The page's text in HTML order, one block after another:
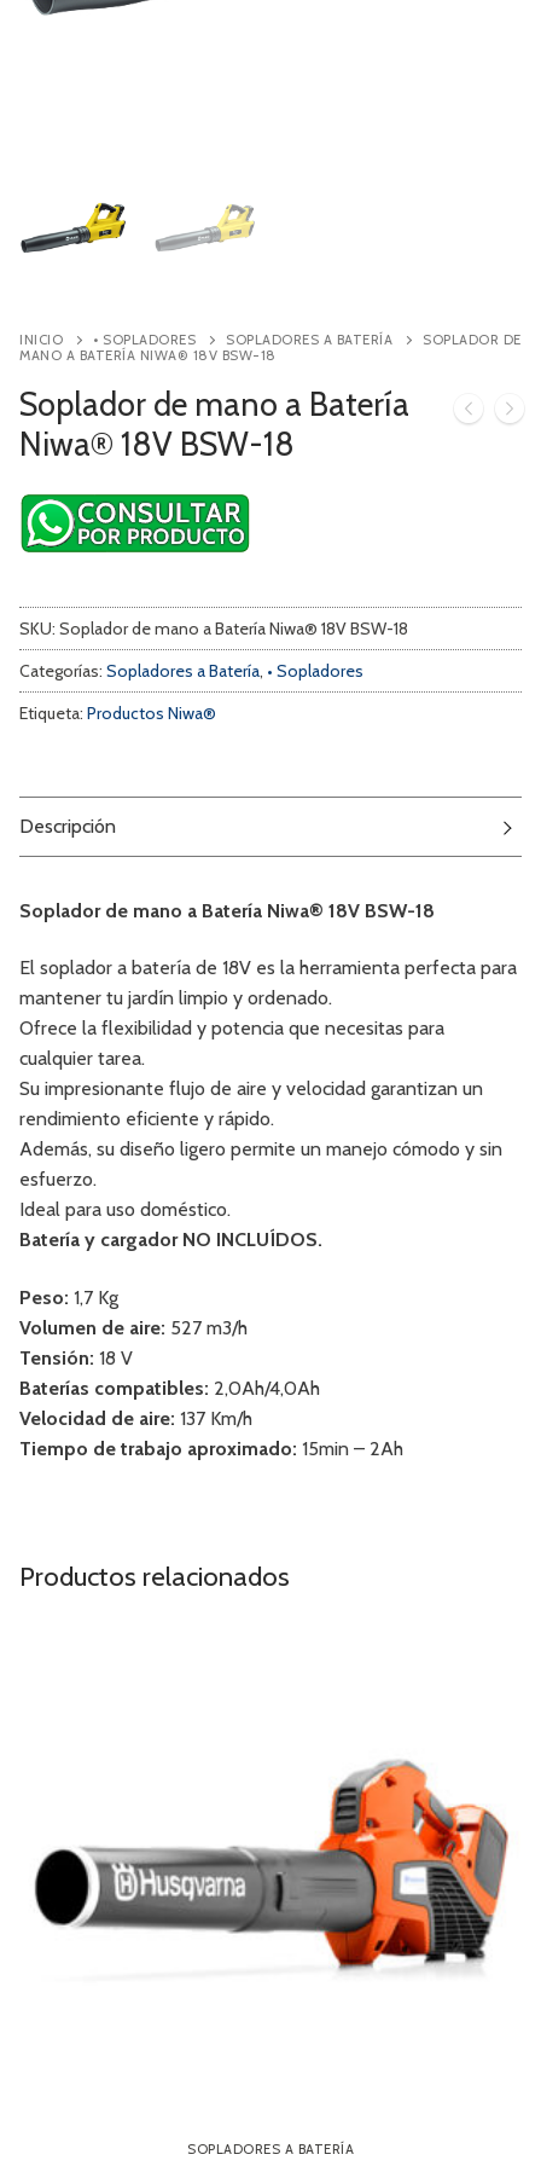
INICIO • SOPLADORES SOPLADORES A BATERÍA
SOPLADOR DE
MANO A BATERÍA NIWA® 18V BSW-18
Soplador de mano a Batería
Niwa® 18V BSW-18
SKU: Soplador de mano a Batería Niwa® 18V BSW-18
Categorías: Sopladores a Batería, • Sopladores
Etiqueta: Productos Niwa®
Descripción
Soplador de mano a Batería Niwa® 18V BSW-18
El soplador a batería de 18V es la herramienta perfecta para
mantener tu jardín limpio y ordenado.
Ofrece la flexibilidad y potencia que necesitas para
cualquier tarea.
Su impresionante flujo de aire y velocidad garantizan un
rendimiento eficiente y rápido.
Además, su diseño ligero permite un manejo cómodo y sin
esfuerzo.
Ideal para uso doméstico.
Batería y cargador NO INCLUÍDOS.
Peso: 1,7 Kg
Volumen de aire: 527 m3/h
Tensión: 18 V
Baterías compatibles: 2,0Ah/4,0Ah
Velocidad de aire: 137 Km/h
Tiempo de trabajo aproximado: 15min – 2Ah
Productos relacionados
SOPLADORES A BATERÍA